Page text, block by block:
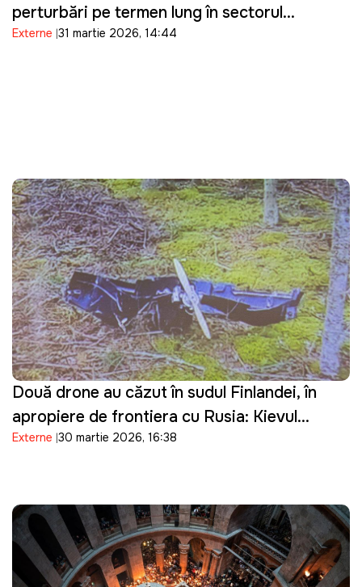
perturbări pe termen lung în sectorul
energetic
Externe 31 martie 2026, 14:44
Două drone au căzut în sudul Finlandei, în
apropiere de frontiera cu Rusia: Kievul
prezintă scuze
Externe 30 martie 2026, 16:38